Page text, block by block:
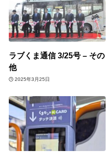
ラブくま通信 3/25号 – その
他
2025年3月25日